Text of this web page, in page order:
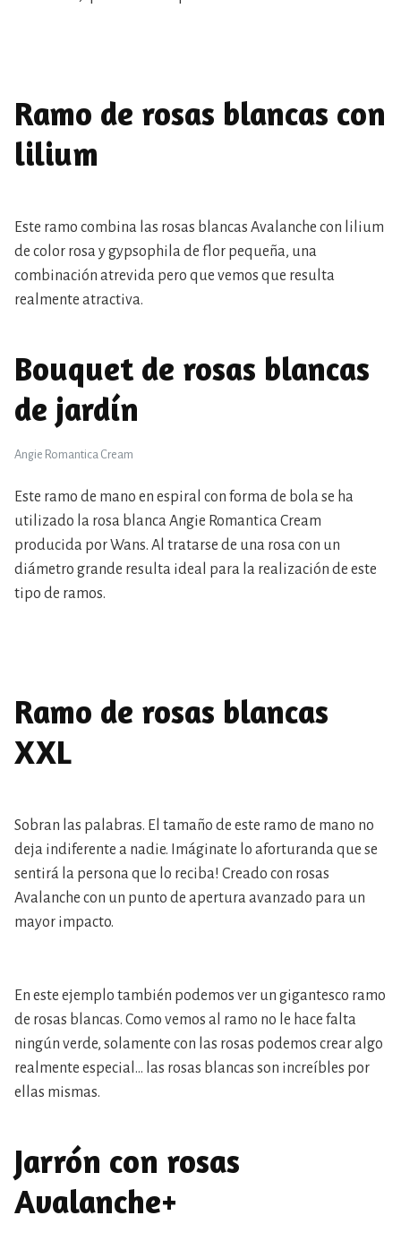
Ramo de rosas blancas con
lilium
Este ramo combina las rosas blancas Avalanche con lilium
de color rosa y gypsophila de flor pequeña, una
combinación atrevida pero que vemos que resulta
realmente atractiva.
Bouquet de rosas blancas
de jardín
Angie Romantica Cream
Este ramo de mano en espiral con forma de bola se ha
utilizado la rosa blanca Angie Romantica Cream
producida por Wans. Al tratarse de una rosa con un
diámetro grande resulta ideal para la realización de este
tipo de ramos.
Ramo de rosas blancas
XXL
Sobran las palabras. El tamaño de este ramo de mano no
deja indiferente a nadie. Imáginate lo aforturanda que se
sentirá la persona que lo reciba! Creado con rosas
Avalanche con un punto de apertura avanzado para un
mayor impacto.
En este ejemplo también podemos ver un gigantesco ramo
de rosas blancas. Como vemos al ramo no le hace falta
ningún verde, solamente con las rosas podemos crear algo
realmente especial… las rosas blancas son increíbles por
ellas mismas.
Jarrón con rosas
Avalanche+